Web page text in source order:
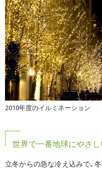
2010年度のイルミネーション
世界で一番地球にやさ
立冬からの急な冷え込みで、